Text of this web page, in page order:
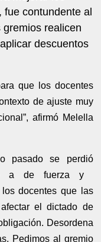
fue contundente al
realicen
descuentos
que los docentes
de ajuste muy
afirmó Melella
pasado se perdió
a de fuerza y
docentes que las
el dictado de
Desordena
Pedimos al gremio